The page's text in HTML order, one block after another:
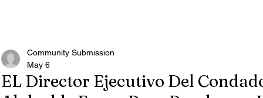
EL Director Ejecutivo Del
Community Submission
May 6